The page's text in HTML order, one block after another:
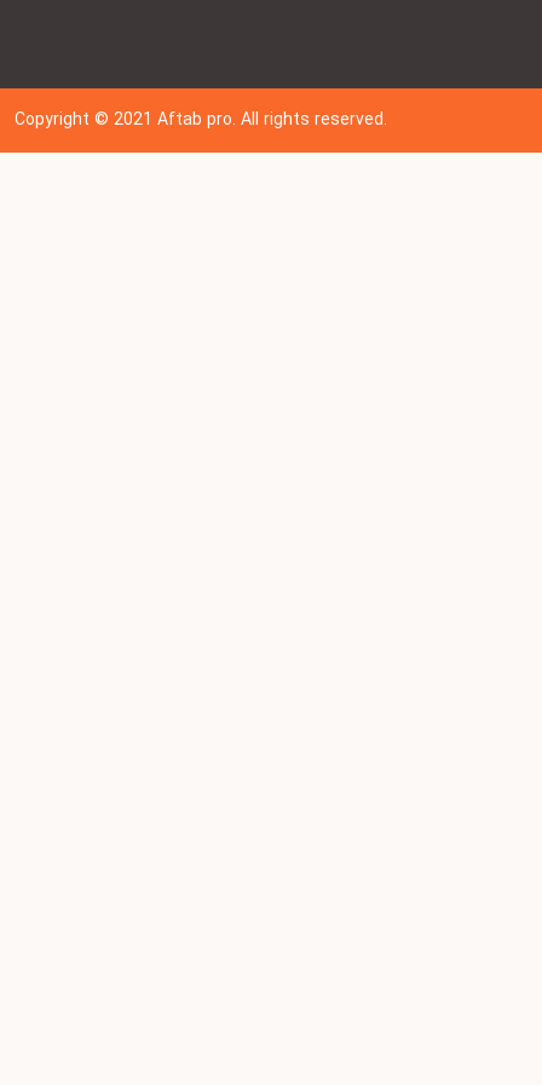
Copyright © 202 1Aftab pro. All rights reserved.